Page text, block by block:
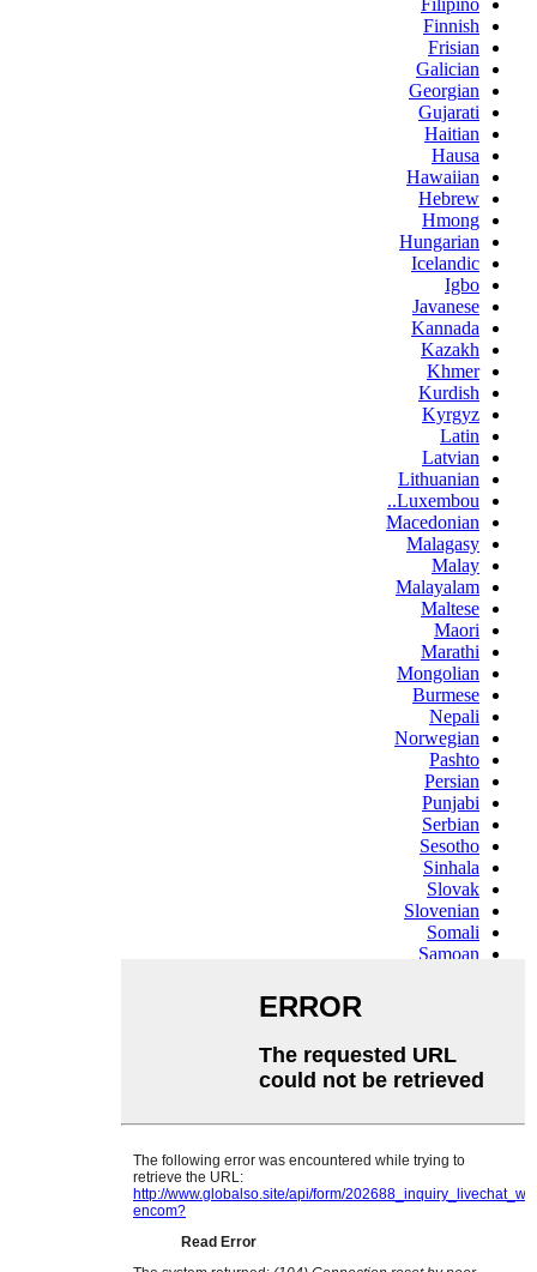
Filipino
Finnish
Frisian
Galician
Georgian
Gujarati
Haitian
Hausa
Hawaiian
Hebrew
Hmong
Hungarian
Icelandic
Igbo
Javanese
Kannada
Kazakh
Khmer
Kurdish
Kyrgyz
Latin
Latvian
Lithuanian
Luxembou..
Macedonian
Malagasy
Malay
Malayalam
Maltese
Maori
Marathi
Mongolian
Burmese
Nepali
Norwegian
Pashto
Persian
Punjabi
Serbian
Sesotho
Sinhala
Slovak
Slovenian
Somali
Samoan
Swahili
Tajik
Telugu
Ukrainian
Urdu